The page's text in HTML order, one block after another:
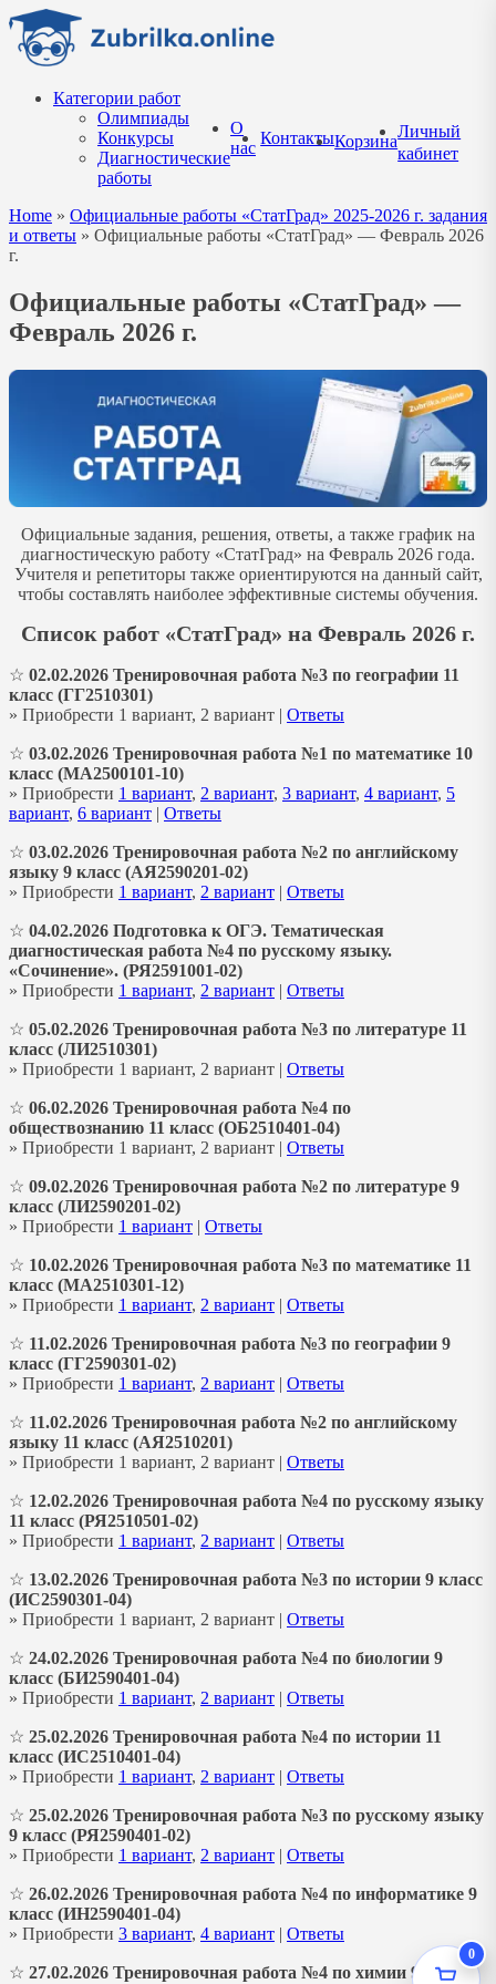
Перейти
содержанию
Категории работ
Олимпиады
Конкурсы
Диагностические
работы
О
нас
КонтактыКорзина
Личный
кабинет
Home » Официальные работы «СтатГрад» 2025-2026 г. задания
и ответы » Официальные работы «СтатГрад» — Февраль 2026
г.
Официальные работы «СтатГрад» —
Февраль 2026 г.
Официальные задания, решения, ответы, а также график на
диагностическую работу «СтатГрад» на Февраль 2026 года.
Учителя и репетиторы также ориентируются на данный сайт,
чтобы составлять наиболее эффективные системы обучения.
Список работ «СтатГрад» на Февраль 2026 г.
☆ 02.02.2026 Тренировочная работа №3 по географии 11
класс (ГГ2510301)
» Приобрести 1 вариант, 2 вариант | Ответы
☆ 03.02.2026 Тренировочная работа №1 по математике 10
класс (МА2500101-10)
» Приобрести 1 вариант, 2 вариант, 3 вариант, 4 вариант, 5
вариант, 6 вариант | Ответы
☆ 03.02.2026 Тренировочная работа №2 по английскому
языку 9 класс (АЯ2590201-02)
» Приобрести 1 вариант, 2 вариант | Ответы
☆ 04.02.2026 Подготовка к ОГЭ. Тематическая
диагностическая работа №4 по русскому языку.
«Сочинение». (РЯ2591001-02)
» Приобрести 1 вариант, 2 вариант | Ответы
☆ 05.02.2026 Тренировочная работа №3 по литературе 11
класс (ЛИ2510301)
» Приобрести 1 вариант, 2 вариант | Ответы
☆ 06.02.2026 Тренировочная работа №4 по
обществознанию 11 класс (ОБ2510401-04)
» Приобрести 1 вариант, 2 вариант | Ответы
☆ 09.02.2026 Тренировочная работа №2 по литературе 9
класс (ЛИ2590201-02)
» Приобрести 1 вариант | Ответы
☆ 10.02.2026 Тренировочная работа №3 по математике 11
класс (МА2510301-12)
» Приобрести 1 вариант, 2 вариант | Ответы
☆ 11.02.2026 Тренировочная работа №3 по географии 9
класс (ГГ2590301-02)
» Приобрести 1 вариант, 2 вариант | Ответы
☆ 11.02.2026 Тренировочная работа №2 по английскому
языку 11 класс (АЯ2510201)
» Приобрести 1 вариант, 2 вариант | Ответы
☆ 12.02.2026 Тренировочная работа №4 по русскому языку
11 класс (РЯ2510501-02)
» Приобрести 1 вариант, 2 вариант | Ответы
☆ 13.02.2026 Тренировочная работа №3 по истории 9 класс
(ИС2590301-04)
» Приобрести 1 вариант, 2 вариант | Ответы
☆ 24.02.2026 Тренировочная работа №4 по биологии 9
класс (БИ2590401-04)
» Приобрести 1 вариант, 2 вариант | Ответы
☆ 25.02.2026 Тренировочная работа №4 по истории 11
класс (ИС2510401-04)
» Приобрести 1 вариант, 2 вариант | Ответы
☆ 25.02.2026 Тренировочная работа №3 по русскому языку
9 класс (РЯ2590401-02)
» Приобрести 1 вариант, 2 вариант | Ответы
☆ 26.02.2026 Тренировочная работа №4 по информатике 9
класс (ИН2590401-04)
» Приобрести 3 вариант, 4 вариант | Ответы
☆ 27.02.2026 Тренировочная работа №4 по химии 9 класс
0